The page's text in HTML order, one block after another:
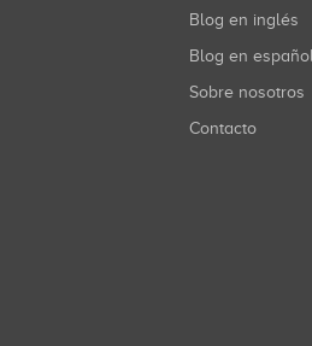
Blog en inglés
Blog en
Sobre nosotros
Contacto